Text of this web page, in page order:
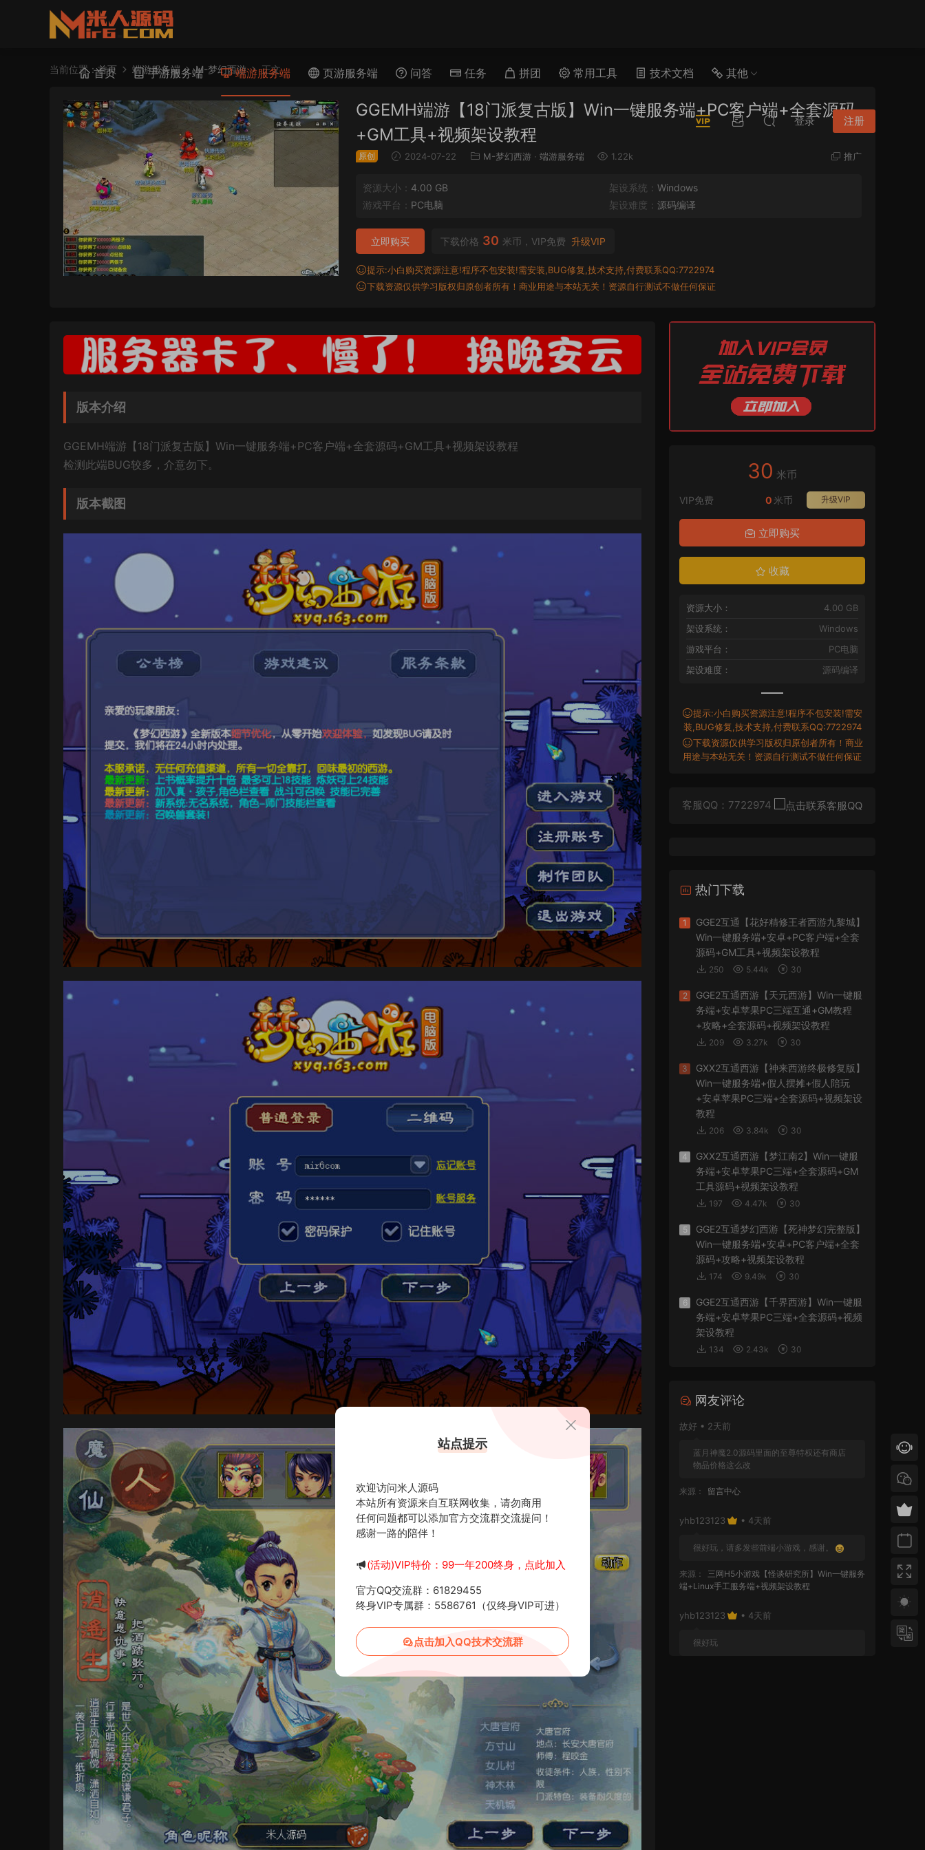
首页 手游服务端 端游服务端 页游服务端 问答 任务 拼团 常用工具 技术文档 其他
登录 注册
当前位置：首页 端游服务端 M-梦幻西游 正文
GGEMH端游【18门派复古版】Win一键服务端+PC客户端+全套源码
+GM工具+视频架设教程
原创 2024-07-22 M-梦幻西游 · 端游服务端 1.22k 推广
资源大小： 4.00 GB 架设系统： Windows
游戏平台： PC电脑 架设难度： 源码编译
下载价格 30 米币，VIP免费 升级VIP
立即购买
提示:小白购买资源注意!程序不包安装!需安装,BUG修复,技术支持,付费联系QQ:7722974
下载资源仅供学习版权归原创者所有！商业用途与本站无关！资源自行测试不做任何保证
版本介绍
GGEMH端游【18门派复古版】Win一键服务端+PC客户端+全套源码+GM工具+视频架设教程
检测此端BUG较多，介意勿下。
版本截图
30 米币
VIP免费 升级VIP
0 米币
立即购买
收藏
资源大小：
4.00 GB
架设系统：
Windows
游戏平台：
PC电脑
架设难度：
源码编译
提示:小白购买资源注意!程序不包安装!需安
装,BUG修复,技术支持,付费联系QQ:7722974
下载资源仅供学习版权归原创者所有！商业
用途与本站无关！资源自行测试不做任何保证
客服QQ：7722974
热门下载
1
GGE2互通【花好精修王者西游九黎城】
Win一键服务端+安卓+PC客户端+全套
源码+GM工具+视频架设教程
250 5.44k 30
2
GGE2互通西游【天元西游】Win一键服
务端+安卓苹果PC三端互通+GM教程
+攻略+全套源码+视频架设教程
209 3.27k 30
3
GXX2互通西游【神来西游终极修复版】
Win一键服务端+假人摆摊+假人陪玩
+安卓苹果PC三端+全套源码+视频架设
教程
206 3.84k 30
4
GXX2互通西游【梦江南2】Win一键服
务端+安卓苹果PC三端+全套源码+GM
工具源码+视频架设教程
197 4.47k 30
5
GGE2互通梦幻西游【死神梦幻完整版】
Win一键服务端+安卓+PC客户端+全套
源码+攻略+视频架设教程
174 9.49k 30
6
GGE2互通西游【千界西游】Win一键服
务端+安卓苹果PC三端+全套源码+视频
架设教程
134 2.43k 30
网友评论
故好 • 2天前
蓝月神魔2.0源码里面的至尊特权还有商店
物品价格这么改
来源： 留言中心
yhb123123 • 4天前
很好玩，请多发些前端小游戏，感谢。
来源：
三网H5小游戏【怪谈研究所】Win一键服务
端+Linux手工服务端+视频架设教程
yhb123123 • 4天前
很好玩
站点提示
欢迎访问米人源码
本站所有资源来自互联网收集，请勿商用
任何问题都可以添加官方交流群交流提问！
感谢一路的陪伴！
(活动)VIP特价：99一年200终身，点此加入
官方QQ交流群：61829455
终身VIP专属群：5586761（仅终身VIP可进）
点击加入QQ技术交流群